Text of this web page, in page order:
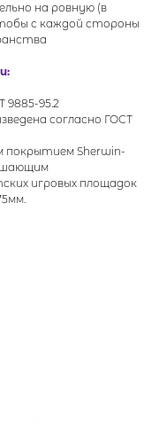
на ровную (в
с каждой стороны
9885-95.2
согласно ГОСТ
покрытием Sherwin-
игровых площадок